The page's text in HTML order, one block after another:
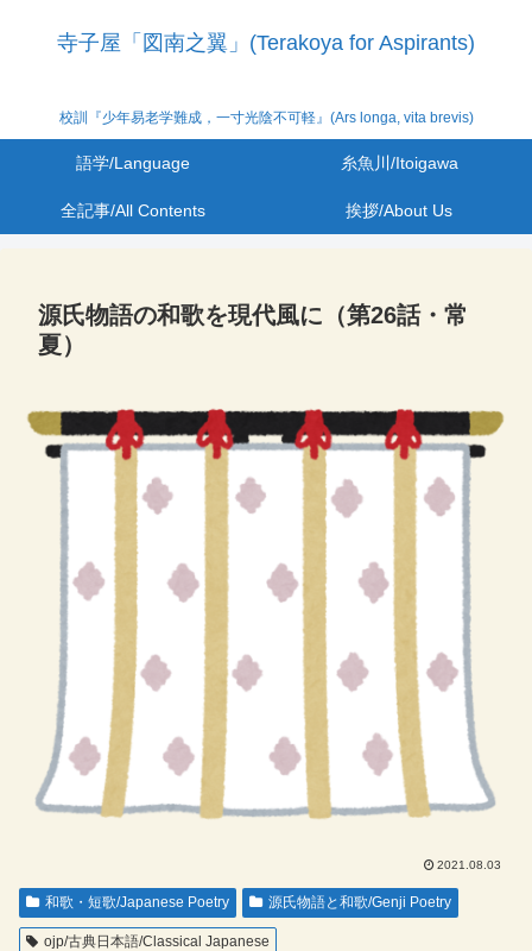
寺子屋「図南之翼」(Terakoya for Aspirants)
校訓『少年易老学難成，一寸光陰不可軽』(Ars longa, vita brevis)
語学/Language 糸魚川/Itoigawa
全記事/All Contents 挨拶/About Us
源氏物語の和歌を現代風に（第26話・常
夏）
2021.08.03
和歌・短歌/Japanese Poetry 源氏物語と和歌/Genji Poetry
ojp/古典日本語/Classical Japanese